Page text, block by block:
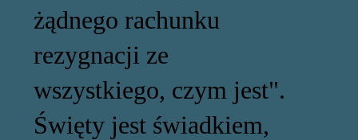
żądnego rachunku
rezygnacji ze
wszystkiego, czym jest".
Święty jest świadkiem,